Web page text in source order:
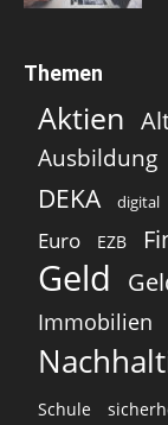
Themen
Aktien
Ausbildung
DEKA digital
Euro EZB
Geld
Immobilien
Schule